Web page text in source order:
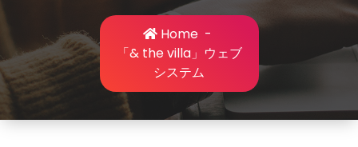
Home -
「& the villa」ウェブ
システム